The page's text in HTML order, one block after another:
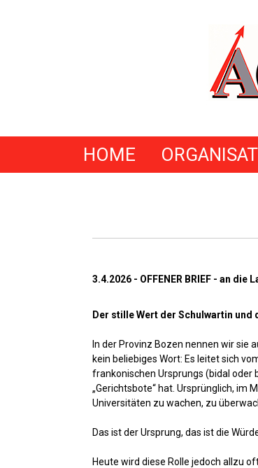
HOME
3.4.2026 - OFFENER BRIEF - an
Der stille Wert der Schulwartin und
In der Provinz Bozen nennen wir sie
kein beliebiges Wort: Es leitet sich
frankonischen Ursprungs (bidal oder
„Gerichtsbote“ hat. Ursprünglich, im
Universitäten zu wachen, zu
Das ist der Ursprung, das ist die
Heute wird diese Rolle jedoch allzu